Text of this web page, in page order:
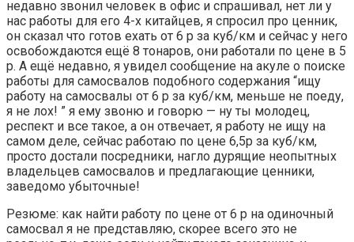
недавно звонил человек в офис и спрашивал, нет ли у
нас работы для его 4-х китайцев, я спросил про ценник,
он сказал что готов ехать от 6 р за куб/км и сейчас у него
освобождаются ещё 8 тонаров, они работали по цене в 5
р. А ещё недавно, я увидел сообщение на акуле о поиске
работы для самосвалов подобного содержания “ищу
работу на самосвалы от 6 р за куб/км, меньше не поеду,
я не лох! ” я ему звоню и говорю — ну ты молодец,
респект и все такое, а он отвечает, я работу не ищу на
самом деле, сейчас работаю по цене 6,5р за куб/км,
просто достали посредники, нагло дурящие неопытных
владельцев самосвалов и предлагающие ценники,
заведомо убыточные!
Резюме: как найти работу по цене от 6 р на одиночный
самосвал я не представляю, скорее всего это не